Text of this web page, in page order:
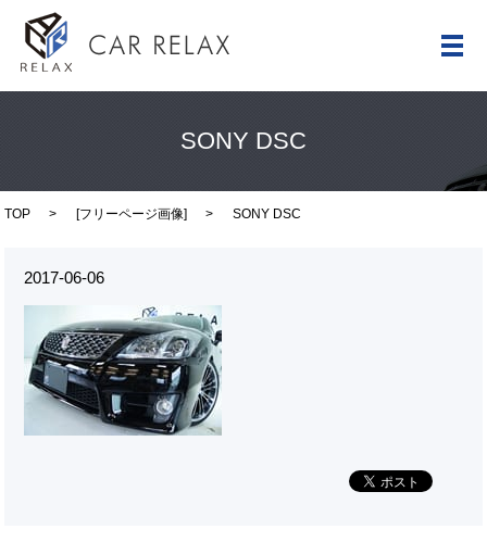
メ
SONY DSC
TOP [フリーページ画像] SONY DSC
2017-06-06